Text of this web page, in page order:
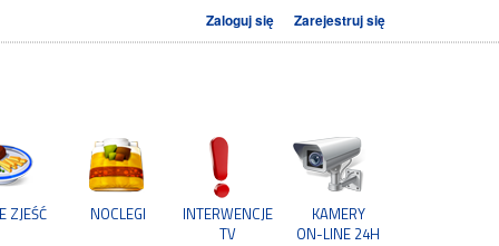
Zaloguj się Zarejestruj się
ZJEŚĆ NOCLEGI
INTERWENCJE
TV
KAMERY
ON-LINE 24H